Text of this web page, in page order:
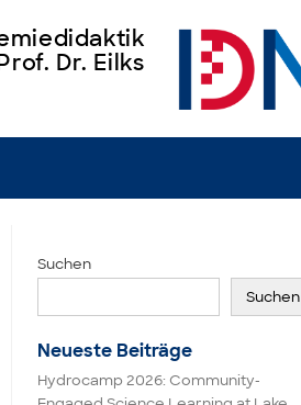
Dr. Eilks
Suchen
Suchen
Neueste Beiträge
Hydrocamp 2026: Community-